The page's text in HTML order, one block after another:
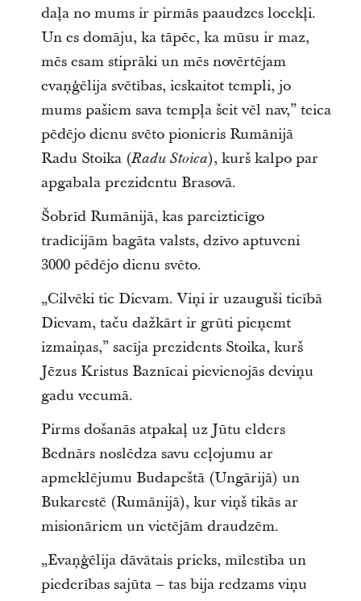
daļa no mums ir pirmās paaudzes locekļi.
Un es domāju, ka tāpēc, ka mūsu ir maz,
mēs esam stiprāki un mēs novērtējam
evaņģēlija svētības, ieskaitot templi, jo
mums pašiem sava tempļa šeit vēl nav,” teica
pēdējo dienu svēto pionieris Rumānijā
Radu Stoika (Radu Stoica), kurš kalpo par
apgabala prezidentu Brasovā.
Šobrīd Rumānijā, kas pareizticīgo
tradīcijām bagāta valsts, dzīvo aptuveni
3000 pēdējo dienu svēto.
„Cilvēki tic Dievam. Viņi ir uzauguši ticībā
Dievam, taču dažkārt ir grūti pieņemt
izmaiņas,” sacīja prezidents Stoika, kurš
Jēzus Kristus Baznīcai pievienojās deviņu
gadu vecumā.
Pirms došanās atpakaļ uz Jūtu elders
Bednārs noslēdza savu ceļojumu ar
apmeklējumu Budapeštā (Ungārijā) un
Bukarestē (Rumānijā), kur viņš tikās ar
misionāriem un vietējām draudzēm.
„Evaņģēlija dāvātais prieks, mīlestība un
piederības sajūta – tas bija redzams viņu